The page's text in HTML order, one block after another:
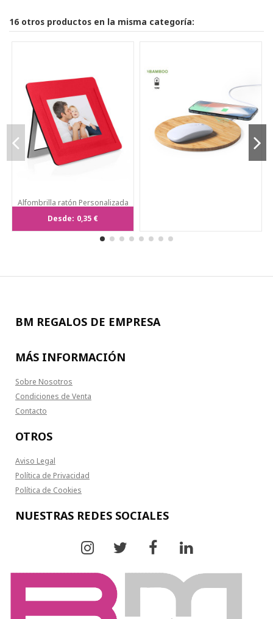
16 otros productos en la misma categoría:
Alfombrilla ratón Personalizada
Desde: 0,35 €
BM REGALOS DE EMPRESA
MÁS INFORMACIÓN
Sobre Nosotros
Condiciones de Venta
Contacto
OTROS
Aviso Legal
Política de Privacidad
Política de Cookies
NUESTRAS REDES SOCIALES